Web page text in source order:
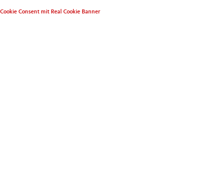
Cookie Consent mit Real Cookie Banner